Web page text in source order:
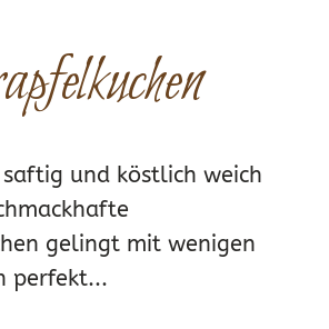
und köstlich weich
gelingt mit wenigen
perfekt...